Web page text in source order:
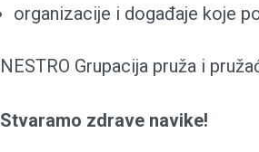
organizacije i događaje koje
NESTRO Grupacija pruža i
Stvaramo zdrave navike!